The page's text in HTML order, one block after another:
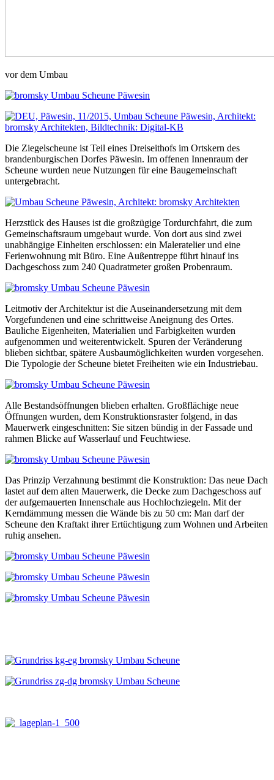
vor dem Umbau
Die Ziegelscheune ist Teil eines Dreiseithofs im Ortskern des
brandenburgischen Dorfes Päwesin. Im offenen Innenraum der
Scheune wurden neue Nutzungen für eine Baugemeinschaft
untergebracht.
Herzstück des Hauses ist die großzügige Tordurchfahrt, die zum
Gemeinschaftsraum umgebaut wurde. Von dort aus sind zwei
unabhängige Einheiten erschlossen: ein Maleratelier und eine
Ferienwohnung mit Büro. Eine Außentreppe führt hinauf ins
Dachgeschoss zum 240 Quadratmeter großen Probenraum.
Leitmotiv der Architektur ist die Auseinandersetzung mit dem
Vorgefundenen und eine schrittweise Aneignung des Ortes.
Bauliche Eigenheiten, Materialien und Farbigkeiten wurden
aufgenommen und weiterentwickelt. Spuren der Veränderung
blieben sichtbar, spätere Ausbaumöglichkeiten wurden vorgesehen.
Die Typologie der Scheune bietet Freiheiten wie ein Industriebau.
Alle Bestandsöffnungen blieben erhalten. Großflächige neue
Öffnungen wurden, dem Konstruktionsraster folgend, in das
Mauerwerk eingeschnitten: Sie sitzen bündig in der Fassade und
rahmen Blicke auf Wasserlauf und Feuchtwiese.
Das Prinzip Verzahnung bestimmt die Konstruktion: Das neue Dach
lastet auf dem alten Mauerwerk, die Decke zum Dachgeschoss auf
der aufgemauerten Innenschale aus Hochlochziegeln. Mit der
Kerndämmung messen die Wände bis zu 50 cm: Man darf der
Scheune den Kraftakt ihrer Ertüchtigung zum Wohnen und Arbeiten
ruhig ansehen.